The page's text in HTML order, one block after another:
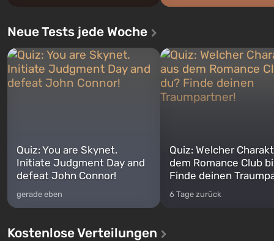
Neue Tests jede Woche
Quiz: You are Skynet.
Initiate Judgment Day and
defeat John Connor!
gerade eben
Quiz: Welcher
dem Romance Club
Finde deinen
6 Tage zurück
Kostenlose Verteilungen